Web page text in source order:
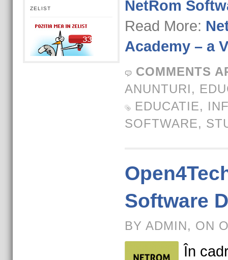
ZELIST
NetRom
Read More:
Academy – a
COMMENTS
ANUNTURI,
EDUCATIE,
SOFTWARE,
Software
BY ADMIN, ON
În